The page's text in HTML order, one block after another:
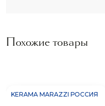
Похожие товары
KERAMA MARAZZI РОССИЯ